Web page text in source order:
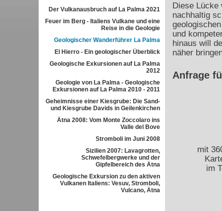
Der Vulkanausbruch auf La Palma 2021
Feuer im Berg - Italiens Vulkane und eine
Reise in die Geologie
Geologischer Wanderführer La Palma
El Hierro - Ein geologischer Überblick
Geologische Exkursionen auf La Palma
2012
Geologie von La Palma - Geologische
Exkursionen auf La Palma 2010 - 2011
Geheimnisse einer Kiesgrube: Die Sand-
und Kiesgrube Davids in Geilenkirchen
Ätna 2008: Vom Monte Zoccolaro ins
Valle del Bove
Stromboli im Juni 2008
Sizilien 2007: Lavagrotten,
Schwefelbergwerke und der
Gipfelbereich des Ätna
Geologische Exkursion zu den aktiven
Vulkanen Italiens: Vesuv, Stromboli,
Vulcano, Ätna
Diese Lücke
nachhaltig
und
hinaus will
näher
Anfrage
mit
im